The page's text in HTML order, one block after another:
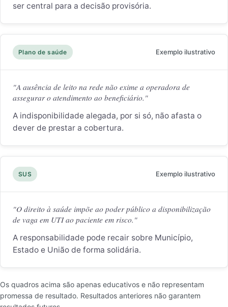
ser central para a decisão provisória.
Plano de saúde Exemplo ilustrativo
"A ausência de leito na rede não exime a operadora de
assegurar o atendimento ao beneficiário."
A indisponibilidade alegada, por si só, não afasta o
dever de prestar a cobertura.
SUS Exemplo ilustrativo
"O direito à saúde impõe ao poder público a disponibilização
de vaga em UTI ao paciente em risco."
A responsabilidade pode recair sobre Município,
Estado e União de forma solidária.
Os quadros acima são apenas educativos e não representam
promessa de resultado. Resultados anteriores não garantem